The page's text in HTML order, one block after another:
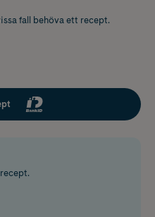
fall behöva ett recept.